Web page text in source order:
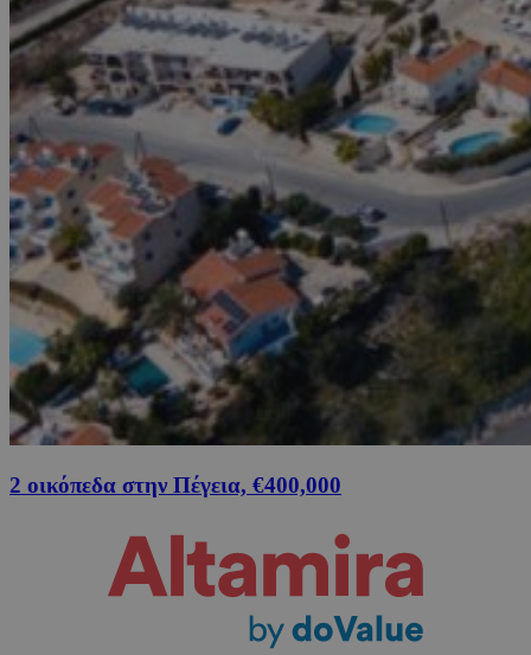
2 οικόπεδα στην Πέγεια, €400,000